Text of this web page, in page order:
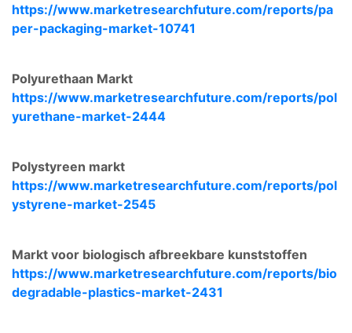
https://www.marketresearchfuture.com/reports/pa
per-packaging-market-10741
Polyurethaan Markt
https://www.marketresearchfuture.com/reports/pol
yurethane-market-2444
Polystyreen markt
https://www.marketresearchfuture.com/reports/pol
ystyrene-market-2545
Markt voor biologisch afbreekbare kunststoffen
https://www.marketresearchfuture.com/reports/bio
degradable-plastics-market-2431